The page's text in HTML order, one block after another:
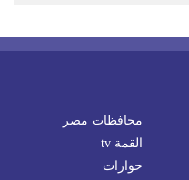
محافظات مصر
القمة tv
حوارات